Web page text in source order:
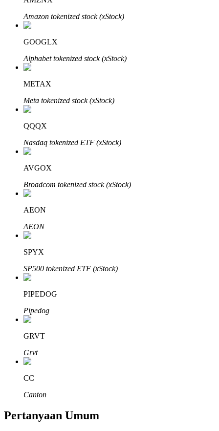
Investasi Otomatis
Raih keuntungan jangka panjang dan kepentingan fleksibel
Bitrue
Mitra Bitrue
Afiliasi Bitrue
Hingga 65% Komisi!
Amazon tokenized stock (xStock)
GOOGLX
Alphabet tokenized stock (xStock)
METAX
Meta tokenized stock (xStock)
QQQX
Nasdaq tokenized ETF (xStock)
AVGOX
Broadcom tokenized stock (xStock)
AEON
AEON
SPYX
SP500 tokenized ETF (xStock)
PIPEDOG
Pipedog
GRVT
Grvt
CC
Canton
Pertanyaan Umum